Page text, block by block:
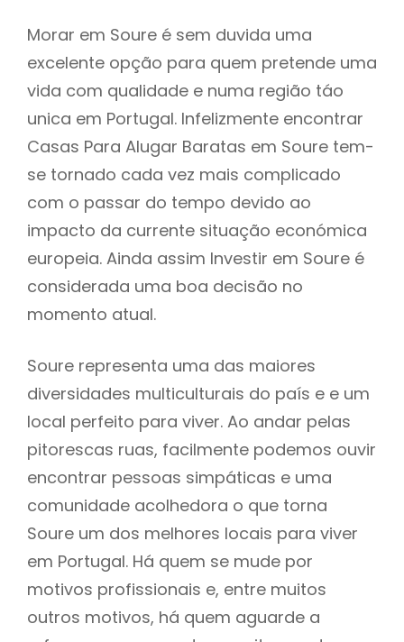
Morar em Soure é sem duvida uma
excelente opção para quem pretende uma
vida com qualidade e numa região táo
unica em Portugal. Infelizmente encontrar
Casas Para Alugar Baratas em Soure tem-
se tornado cada vez mais complicado
com o passar do tempo devido ao
impacto da currente situação económica
europeia. Ainda assim Investir em Soure é
considerada uma boa decisão no
momento atual.
Soure representa uma das maiores
diversidades multiculturais do país e e um
local perfeito para viver. Ao andar pelas
pitorescas ruas, facilmente podemos ouvir
encontrar pessoas simpáticas e uma
comunidade acolhedora o que torna
Soure um dos melhores locais para viver
em Portugal. Há quem se mude por
motivos profissionais e, entre muitos
outros motivos, há quem aguarde a